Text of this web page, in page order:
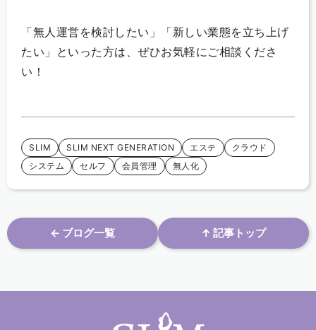
「無人運営を検討したい」「新しい業態を立ち上げ
たい」といった方は、ぜひお気軽にご相談くださ
い！
SLIM SLIM NEXT GENERATION エステ
クラウド
システム
セルフ 会員管理 無人化
← ブログ一覧 ↑ 記事トップ